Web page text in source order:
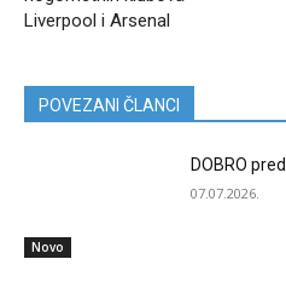
Liverpool i Arsenal
POVEZANI ČLANCI
Novo
DOBRO
07.07.2026.